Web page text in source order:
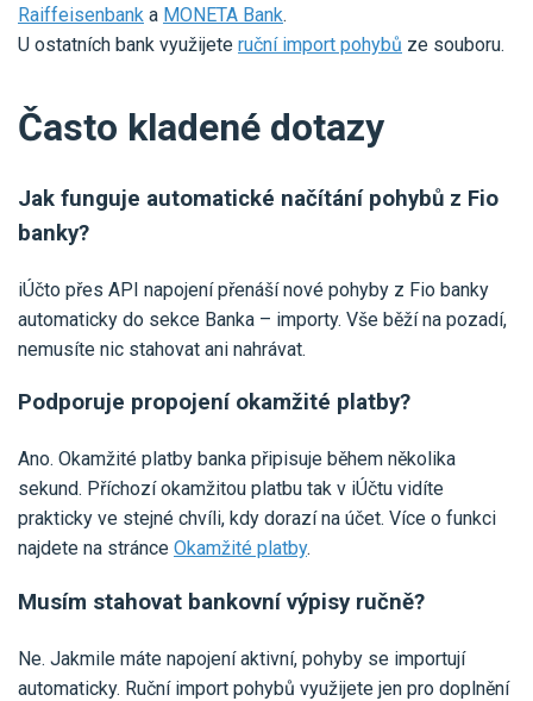
Raiffeisenbank a MONETA Bank.
U ostatních bank využijete ruční import pohybů ze souboru.
Často kladené dotazy
Jak funguje automatické načítání pohybů z Fio
banky?
iÚčto přes API napojení přenáší nové pohyby z Fio banky
automaticky do sekce Banka – importy. Vše běží na pozadí,
nemusíte nic stahovat ani nahrávat.
Podporuje propojení okamžité platby?
Ano. Okamžité platby banka připisuje během několika
sekund. Příchozí okamžitou platbu tak v iÚčtu vidíte
prakticky ve stejné chvíli, kdy dorazí na účet. Více o funkci
najdete na stránce Okamžité platby.
Musím stahovat bankovní výpisy ručně?
Ne. Jakmile máte napojení aktivní, pohyby se importují
automaticky. Ruční import pohybů využijete jen pro doplnění